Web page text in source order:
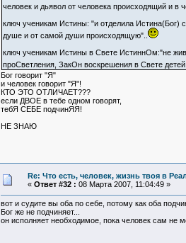
человек и дьявол от человека происходящий и в
ключ ученикам Истины: "и отделила Истина(Бог)
душе и от самой души происходящую"..
ключ ученикам Истины в Свете ИстиннОм:"не
проСветления, ЗакОн воскрешения в Свете
Бог говорит "Я"
и человек говорит "Я"!
КТО ЭТО ОТЛИЧАЕТ???
если ДВОЕ в тебе одном говорят,
тебЯ СЕБЕ подчинЯЯ!
НЕ ЗНАЮ
Re: Что есть, человек, жизнь твоя в
« Ответ #32 : 08 Марта 2007, 11:04:49 »
вот и судите вы оба по себе, потому как оба
Бог же не подчиняет...
он исполняет необходимое, пока человек сам не